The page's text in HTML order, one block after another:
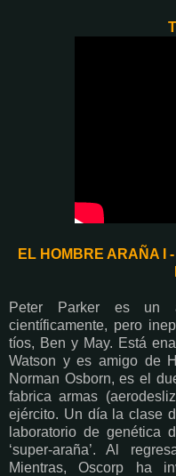
EL HOMBRE ARAÑA I
Peter Parker es un
científicamente, pero
tíos, Ben y May. Está
Watson y es amigo de
Norman Osborn, es el
fabrica armas
ejército. Un día la clase
laboratorio de genética
‘super-araña’. Al
Mientras, Oscorp ha